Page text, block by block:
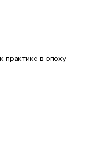
практике в эпоху